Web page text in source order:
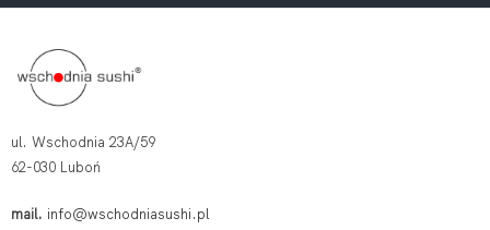
ul. Wschodnia 23A/59
62-030 Luboń
mail. info@wschodniasushi.pl